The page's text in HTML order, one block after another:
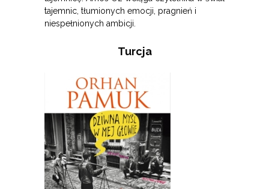
tajemnic, tłumionych emocji, pragnień i
niespełnionych ambicji.
Turcja